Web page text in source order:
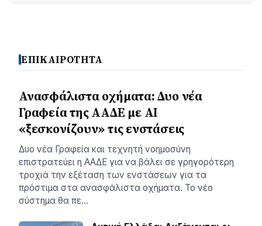
ΕΠΙΚΑΙΡΟΤΗΤΑ
Ανασφάλιστα οχήματα: Δυο νέα
Γραφεία της ΑΑΔΕ με ΑΙ
«ξεσκονίζουν» τις ενστάσεις
Δυο νέα Γραφεία και τεχνητή νοημοσύνη
επιστρατεύει η ΑΑΔΕ για να βάλει σε γρηγορότερη
τροχιά την εξέταση των ενστάσεων για τα
πρόστιμα στα ανασφάλιστα οχήματα. Το νέο
σύστημα θα πε…